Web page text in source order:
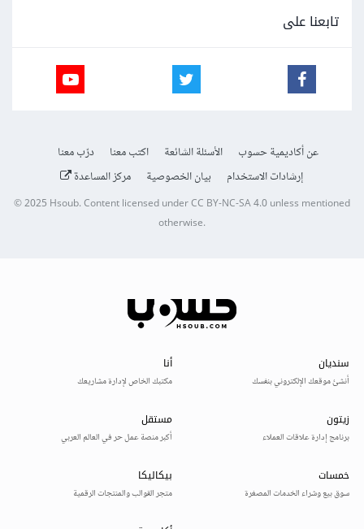
تابعنا على
عن أكاديمية حسوب الأسئلة الشائعة اكتب معنا
درّب معنا
إرشادات الاستخدام
بيان الخصوصية مركز المساعدة
© 2025Hsoub.Content licensed underCC BY-NC-SA 4.0unless mentioned
otherwise.